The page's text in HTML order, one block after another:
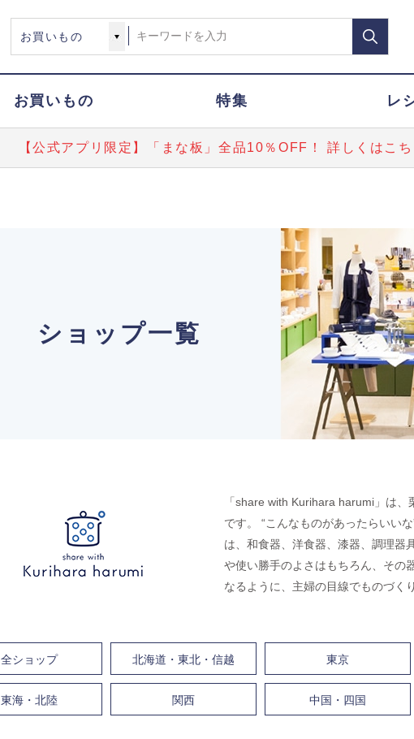
お買いもの 特集 レ
【公式アプリ限定】「まな板」全品10％OFF！ 詳しくはこ
ショップ一覧
「share with Kurihara harumi」は
です。 “こんなものがあったらいい
は、和食器、洋食器、漆器、調理器
や使い勝手のよさはもちろん、その
なるように、主婦の目線でものづく
全ショップ 北海道・東北・信越 東京
東海・北陸 関西 中国・四国